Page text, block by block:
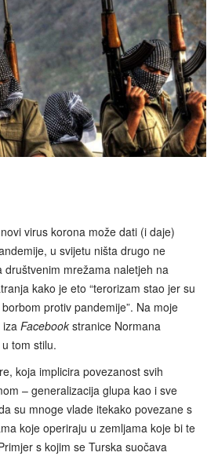
virus korona može dati (i daje)
u svijetu ništa drugo ne
društvenim mrežama naletjeh na
kako je eto “terorizam stao jer su
protiv pandemije”. Na moje
iza Facebook stranice Normana
tom stilu.
koja implicira povezanost svih
– generalizacija glupa kao i sve
su mnoge vlade itekako povezane s
koje operiraju u zemljama koje bi te
s kojim se Turska suočava